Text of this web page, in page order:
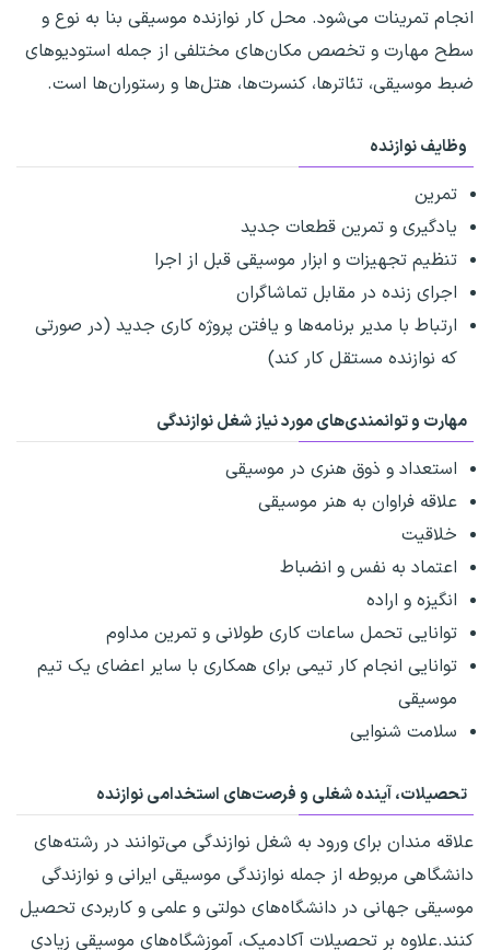
انجام تمرینات می‌شود. محل کار نوازنده موسیقی بنا به نوع و
سطح مهارت و تخصص مکان‌های مختلفی از جمله استودیوهای
ضبط موسیقی، تئاترها، کنسرت‌ها، هتل‌ها و رستوران‌ها است.
وظایف نوازنده
تمرین
یادگیری و تمرین قطعات جدید
تنظیم تجهیزات و ابزار موسیقی قبل از اجرا
اجرای زنده در مقابل تماشاگران
ارتباط با مدیر برنامه‌ها و یافتن پروژه کاری جدید (در صورتی
که نوازنده مستقل کار کند)
مهارت و توانمندی‌های مورد نیاز شغل نوازندگی
استعداد و ذوق هنری در موسیقی
علاقه فراوان به هنر موسیقی
خلاقیت
اعتماد به نفس و انضباط
انگیزه و اراده
توانایی تحمل ساعات کاری طولانی و تمرین مداوم
توانایی انجام کار تیمی برای همکاری با سایر اعضای یک تیم
موسیقی
سلامت شنوایی
تحصیلات، آینده شغلی و فرصت‌های استخدامی نوازنده
علاقه مندان برای ورود به شغل نوازندگی می‌توانند در رشته‌های
دانشگاهی مربوطه از جمله نوازندگی موسیقی ایرانی و نوازندگی
موسیقی جهانی در دانشگاه‌های دولتی و علمی و کاربردی تحصیل
کنند.علاوه بر تحصیلات آکادمیک، آموزشگاه‌های موسیقی زیادی